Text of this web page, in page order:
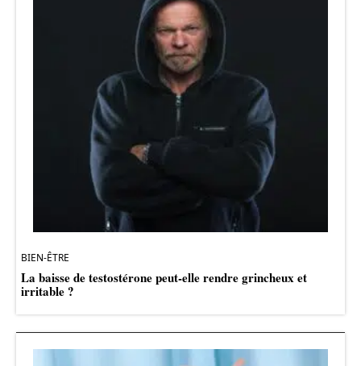
BIEN-ÊTRE
La baisse de testostérone peut-elle rendre grincheux et
irritable ?